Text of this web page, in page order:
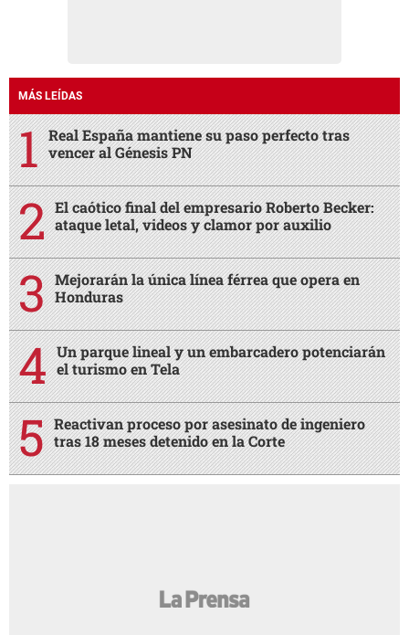
MÁS LEÍDAS
Real España mantiene su paso perfecto tras
vencer al Génesis PN
El caótico final del empresario Roberto Becker:
ataque letal, videos y clamor por auxilio
Mejorarán la única línea férrea que opera en
Honduras
Un parque lineal y un embarcadero potenciarán
el turismo en Tela
Reactivan proceso por asesinato de ingeniero
tras 18 meses detenido en la Corte